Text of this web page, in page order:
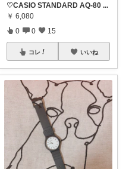
♡CASIO STANDARD AQ-80 ...
￥ 6,080
0 0 15
コレ いいね